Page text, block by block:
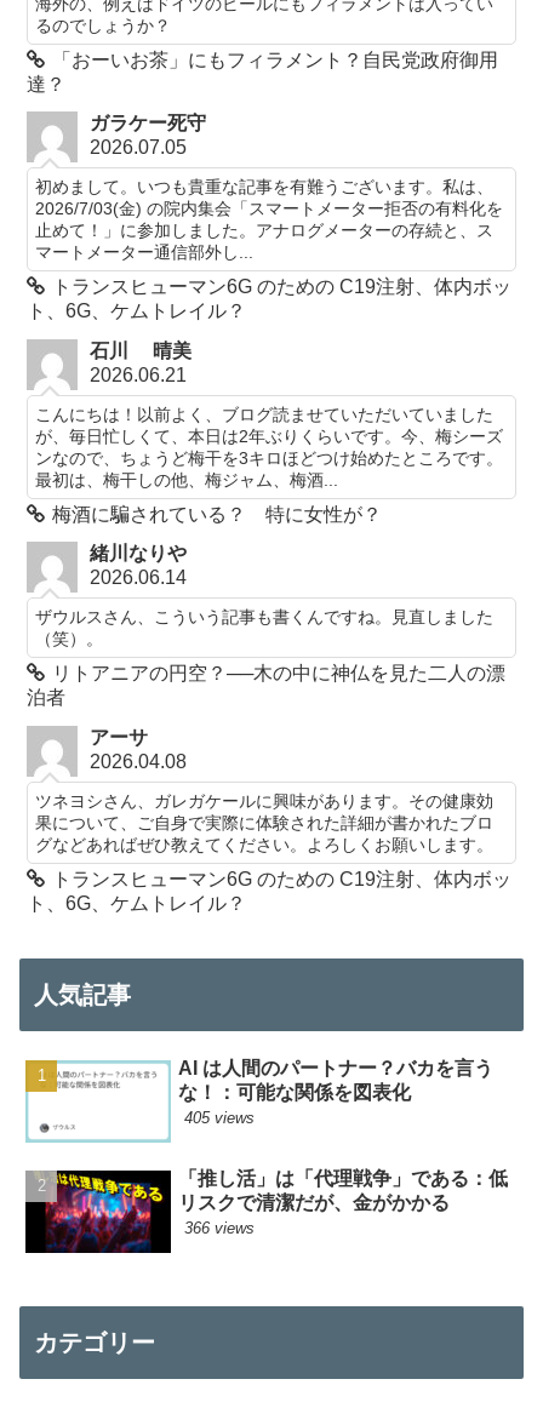
るのでしょうか？
「おーいお茶」にもフィラメント？自民党政府御用
達？
ガラケー死守
2026.07.05
初めまして。いつも貴重な記事を有難うございます。私は、
2026/7/03(金) の院内集会「スマートメーター拒否の有料化を
止めて！」に参加しました。アナログメーターの存続と、ス
マートメーター通信部外し...
トランスヒューマン6G のための C19注射、体内ボッ
ト、6G、ケムトレイル？
石川 晴美
2026.06.21
こんにちは！以前よく、ブログ読ませていただいていました
が、毎日忙しくて、本日は2年ぶりくらいです。今、梅シーズ
ンなので、ちょうど梅干を3キロほどつけ始めたところです。
最初は、梅干しの他、梅ジャム、梅酒...
梅酒に騙されている？ 特に女性が？
緒川なりや
2026.06.14
ザウルスさん、こういう記事も書くんですね。見直しました
（笑）。
リトアニアの円空？──木の中に神仏を見た二人の漂
泊者
アーサ
2026.04.08
ツネヨシさん、ガレガケールに興味があります。その健康効
果について、ご自身で実際に体験された詳細が書かれたブロ
グなどあればぜひ教えてください。よろしくお願いします。
トランスヒューマン6G のための C19注射、体内ボッ
ト、6G、ケムトレイル？
人気記事
AI は人間のパートナー？バカを言う
な！：可能な関係を図表化
405 views
「推し活」は「代理戦争」である：低
リスクで清潔だが、金がかかる
366 views
カテゴリー